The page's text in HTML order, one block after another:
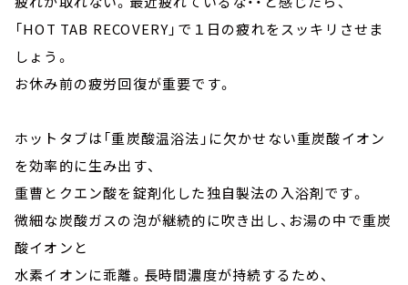
「HOT TAB RECOVERY」で１日の疲れをスッキリさせま
しょう。
お休み前の疲労回復が重要です。
ホットタブは「重炭酸温浴法」に欠かせない重炭酸イオン
を効率的に生み出す、
重曹とクエン酸を錠剤化した独自製法の入浴剤です。
微細な炭酸ガスの泡が継続的に吹き出し、お湯の中で重炭
酸イオンと
水素イオンに乖離。長時間濃度が持続するため、